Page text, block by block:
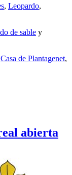
, Leopardo,
de sable y
Casa de Plantagenet,
abierta